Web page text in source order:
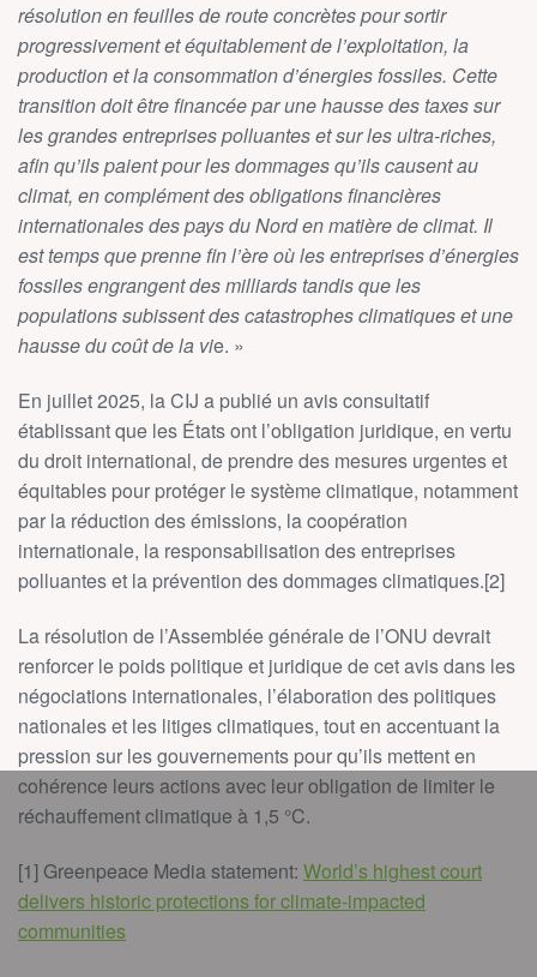
résolution en feuilles de route concrètes pour sortir
progressivement et équitablement de l’exploitation, la
production et la consommation d’énergies fossiles. Cette
transition doit être financée par une hausse des taxes sur
les grandes entreprises polluantes et sur les ultra-riches,
afin qu’ils paient pour les dommages qu’ils causent au
climat, en complément des obligations financières
internationales des pays du Nord en matière de climat. Il
est temps que prenne fin l’ère où les entreprises d’énergies
fossiles engrangent des milliards tandis que les
populations subissent des catastrophes climatiques et une
hausse du coût de la vie. »
En juillet 2025, la CIJ a publié un avis consultatif
établissant que les États ont l’obligation juridique, en vertu
du droit international, de prendre des mesures urgentes et
équitables pour protéger le système climatique, notamment
par la réduction des émissions, la coopération
internationale, la responsabilisation des entreprises
polluantes et la prévention des dommages climatiques.[2]
La résolution de l’Assemblée générale de l’ONU devrait
renforcer le poids politique et juridique de cet avis dans les
négociations internationales, l’élaboration des politiques
nationales et les litiges climatiques, tout en accentuant la
pression sur les gouvernements pour qu’ils mettent en
cohérence leurs actions avec leur obligation de limiter le
réchauffement climatique à 1,5 °C.
[1] Greenpeace Media statement: World’s highest court
delivers historic protections for climate-impacted
communities